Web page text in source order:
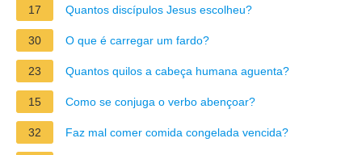
17 Quantos discípulos Jesus escolheu?
30 O que é carregar um fardo?
23 Quantos quilos a cabeça humana aguenta?
15 Como se conjuga o verbo abençoar?
32 Faz mal comer comida congelada vencida?